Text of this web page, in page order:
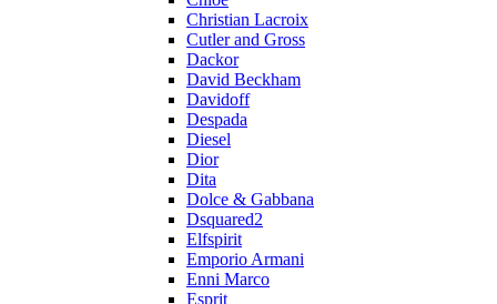
Christian Lacroix
Cutler and Gross
Dackor
David Beckham
Davidoff
Despada
Diesel
Dior
Dita
Dolce & Gabbana
Dsquared2
Elfspirit
Emporio Armani
Enni Marco
Esprit